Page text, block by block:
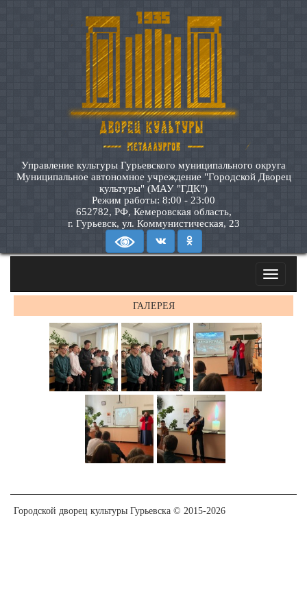
Управление культуры Гурьевского муниципального округа
Муниципальное автономное учреждение "Городской Дворец
культуры" (МАУ "ГДК")
Режим работы: 8:00 - 23:00
652782, РФ, Кемеровская область,
г. Гурьевск, ул. Коммунистическая, 23
Toggle
ГАЛЕРЕЯ
Городской дворец культуры Гурьевска © 2015-2026